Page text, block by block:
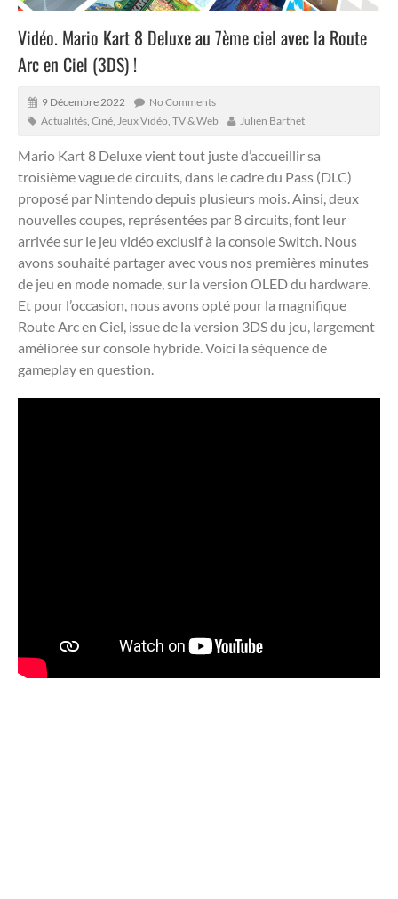
Vidéo. Mario Kart 8 Deluxe au 7ème ciel avec la Route
Arc en Ciel (3DS) !
9 Décembre 2022
No Comments
Actualités Ciné, Jeux Vidéo, TV & Web Julien Barthet
Mario Kart 8 Deluxe vient tout juste d’accueillir sa
troisième vague de circuits, dans le cadre du Pass (DLC)
proposé par Nintendo depuis plusieurs mois. Ainsi, deux
nouvelles coupes, représentées par 8 circuits, font leur
arrivée sur le jeu vidéo exclusif à la console Switch. Nous
avons souhaité partager avec vous nos premières minutes
de jeu en mode nomade, sur la version OLED du hardware.
Et pour l’occasion, nous avons opté pour la magnifique
Route Arc en Ciel, issue de la version 3DS du jeu, largement
améliorée sur console hybride. Voici la séquence de
gameplay en question.